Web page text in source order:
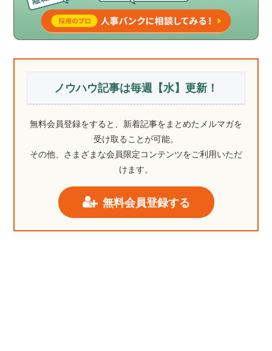
ノウハウ記事は毎週【水】更新！
無料会員登録をすると、新着記事をまとめたメルマガを
受け取ることが可能。
その他、さまざまな会員限定コンテンツをご利用いただ
けます。
無料会員登録する